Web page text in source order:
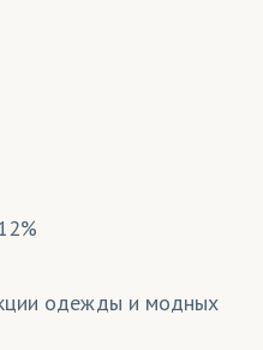
одежды и модных